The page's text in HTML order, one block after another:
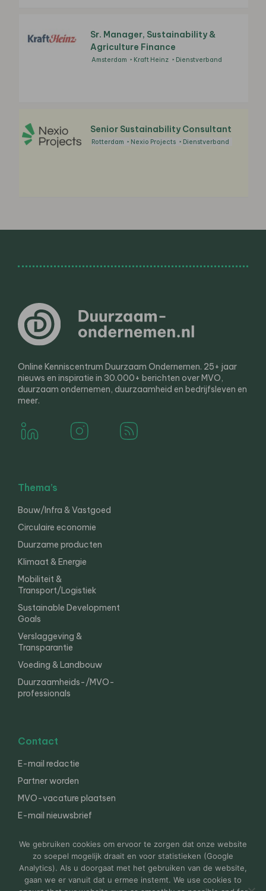
Sr. Manager, Sustainability &
Agriculture Finance
Amsterdam Kraft Heinz Dienstverband
Senior Sustainability Consultant
Rotterdam Nexio Projects Dienstverband
Online Kenniscentrum Duurzaam Ondernemen. 25+ jaar
nieuws en inspiratie in 30.000+ berichten over MVO,
duurzaam ondernemen, duurzaamheid en bedrijfsleven en
meer.
Thema’s
Bouw/Infra & Vastgoed
Circulaire economie
Duurzame producten
Klimaat & Energie
Mobiliteit &
Transport/Logistiek
Sustainable Development
Goals
Verslaggeving &
Transparantie
Voeding & Landbouw
Duurzaamheids-/MVO-
professionals
Contact
E-mail redactie
Partner worden
MVO-vacature plaatsen
E-mail nieuwsbrief
© 2000-2026 Van der Molen EIS Colofon
Disclaimer
We gebruiken cookies om ervoor te zorgen dat onze website
zo soepel mogelijk draait en voor statistieken (Google
Analytics). Als u doorgaat met het gebruiken van de website,
gaan we er vanuit dat u ermee instemt. We use cookies to